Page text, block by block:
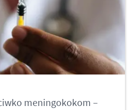
meningokokom –